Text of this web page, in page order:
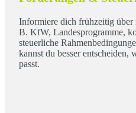
Informiere dich frühzeitig über
B. KfW, Landesprogramme,
steuerliche
kannst du besser entscheiden,
passt.